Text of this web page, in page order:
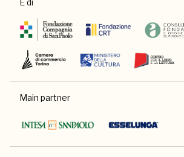
E di
Main partner